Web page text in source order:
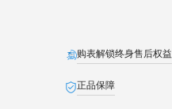
购表解锁终身售后权益
正品保障